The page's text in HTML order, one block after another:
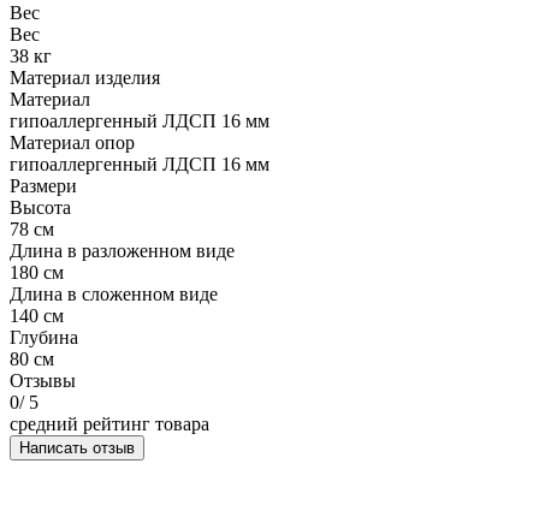
Вес
Вес
38 кг
Материал изделия
Материал
гипоаллергенный ЛДСП 16 мм
Материал опор
гипоаллергенный ЛДСП 16 мм
Размери
Высота
78 см
Длина в разложенном виде
180 см
Длина в сложенном виде
140 см
Глубина
80 см
Отзывы
0/ 5
средний рейтинг товара
Написать отзыв